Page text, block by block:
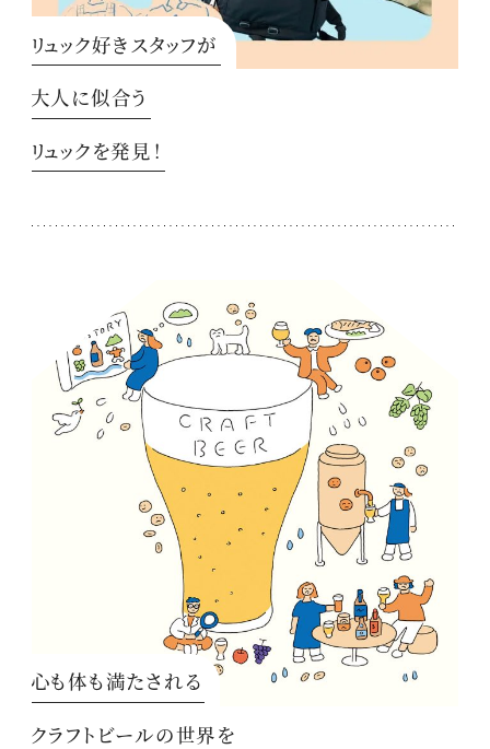
リュック好きスタッフが
大人に似合う
リュックを発見！
心も体も満たされる
クラフトビールの世界を